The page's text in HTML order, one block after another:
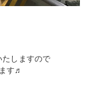
しますので
す♬